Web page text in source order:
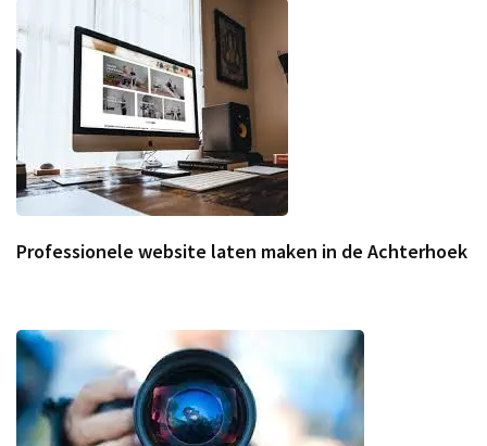
Professionele website laten maken in de Achterhoek